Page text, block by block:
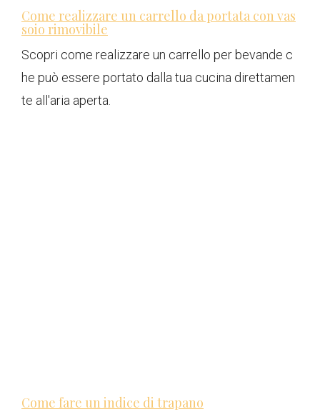
Come realizzare un carrello da portata con vas
soio rimovibile
Scopri come realizzare un carrello per bevande c
he può essere portato dalla tua cucina direttamen
te all'aria aperta.
Come fare un indice di trapano